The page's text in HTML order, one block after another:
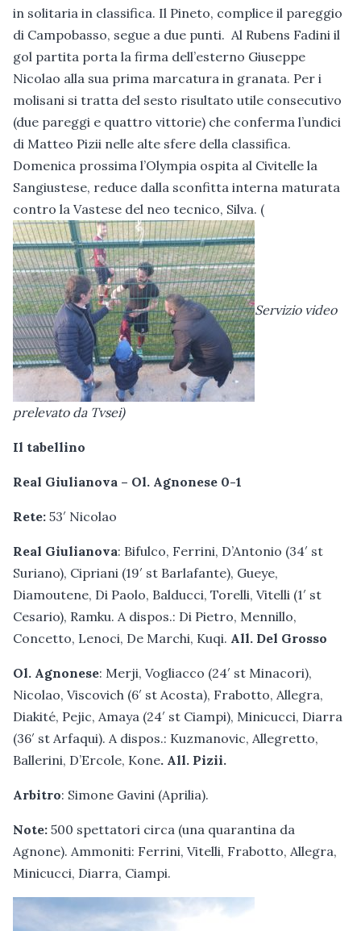
in solitaria in classifica. Il Pineto, complice il pareggio
di Campobasso, segue a due punti. Al Rubens Fadini il
gol partita porta la firma dell’esterno Giuseppe
Nicolao alla sua prima marcatura in granata. Per i
molisani si tratta del sesto risultato utile consecutivo
(due pareggi e quattro vittorie) che conferma l’undici
di Matteo Pizii nelle alte sfere della classifica.
Domenica prossima l’Olympia ospita al Civitelle la
Sangiustese, reduce dalla sconfitta interna maturata
contro la Vastese del neo tecnico, Silva. (
Servizio video
prelevato da Tvsei)
Il tabellino
Real Giulianova – Ol. Agnonese 0-1
Rete: 53′ Nicolao
Real Giulianova: Bifulco, Ferrini, D’Antonio (34′ st
Suriano), Cipriani (19′ st Barlafante), Gueye,
Diamoutene, Di Paolo, Balducci, Torelli, Vitelli (1′ st
Cesario), Ramku. A dispos.: Di Pietro, Mennillo,
Concetto, Lenoci, De Marchi, Kuqi. All. Del Grosso
Ol. Agnonese: Merji, Vogliacco (24′ st Minacori),
Nicolao, Viscovich (6′ st Acosta), Frabotto, Allegra,
Diakité, Pejic, Amaya (24′ st Ciampi), Minicucci, Diarra
(36′ st Arfaqui). A dispos.: Kuzmanovic, Allegretto,
Ballerini, D’Ercole, Kone. All. Pizii.
Arbitro: Simone Gavini (Aprilia).
Note: 500 spettatori circa (una quarantina da
Agnone). Ammoniti: Ferrini, Vitelli, Frabotto, Allegra,
Minicucci, Diarra, Ciampi.